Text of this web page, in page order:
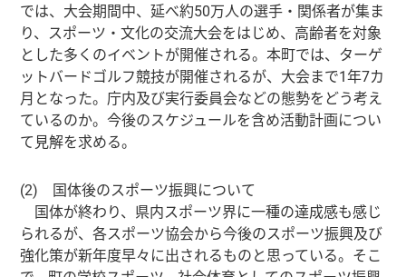
では、大会期間中、延べ約50万人の選手・関係者が集ま
り、スポーツ・文化の交流大会をはじめ、高齢者を対象
とした多くのイベントが開催される。本町では、ターゲ
ットバードゴルフ競技が開催されるが、大会まで1年7カ
月となった。庁内及び実行委員会などの態勢をどう考え
ているのか。今後のスケジュールを含め活動計画につい
て見解を求める。
(2) 国体後のスポーツ振興について
国体が終わり、県内スポーツ界に一種の達成感も感じ
られるが、各スポーツ協会から今後のスポーツ振興及び
強化策が新年度早々に出されるものと思っている。そこ